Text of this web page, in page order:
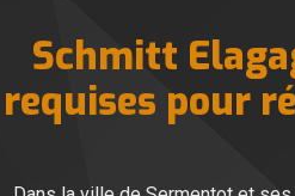
Schmitt
requises pour